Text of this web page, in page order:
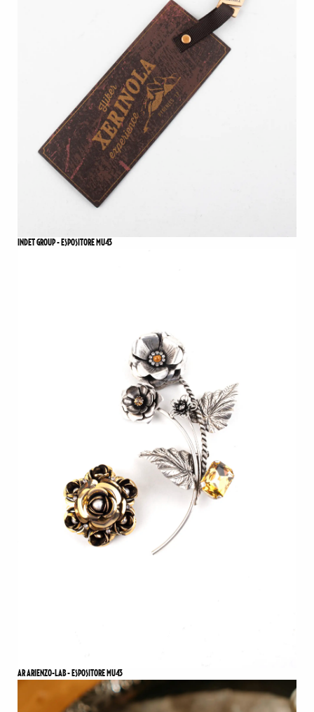
INDET GROUP - ESPOSITORE MU43
AR ARIENZO-LAB - ESPOSITORE MU43